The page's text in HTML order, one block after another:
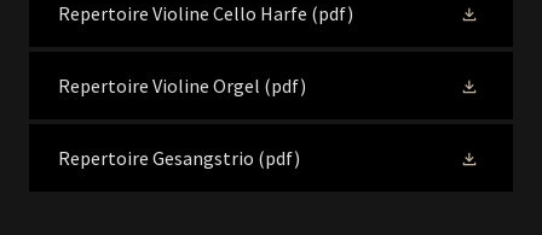
Repertoire Violine Cello Harfe (pdf)
Repertoire Violine Orgel (pdf)
Repertoire Gesangstrio (pdf)